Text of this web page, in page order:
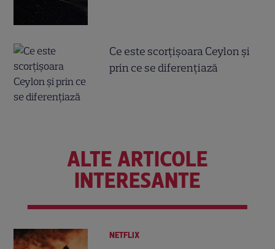
Ce este scorțișoara Ceylon și
prin ce se diferențiază
ALTE ARTICOLE
INTERESANTE
NETFLIX